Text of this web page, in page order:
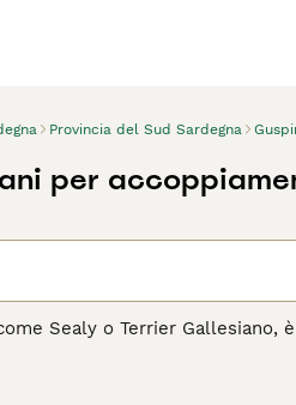
Provincia del Sud Sardegna
per
Sealy o Terrier Gallesiano,
apprezzato per secoli come